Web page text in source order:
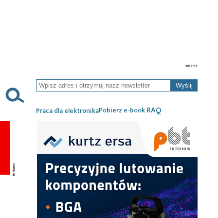
Wyślij
Praca dla elektronikaPobierz e-bookRAQ